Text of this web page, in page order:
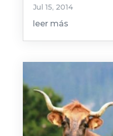
Jul 15, 2014
leer más